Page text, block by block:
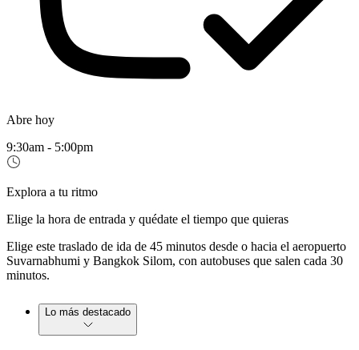
Abre hoy
9:30am - 5:00pm
Explora a tu ritmo
Elige la hora de entrada y quédate el tiempo que quieras
Elige este traslado de ida de 45 minutos desde o hacia el aeropuerto
Suvarnabhumi y Bangkok Silom, con autobuses que salen cada 30
minutos.
Lo más destacado